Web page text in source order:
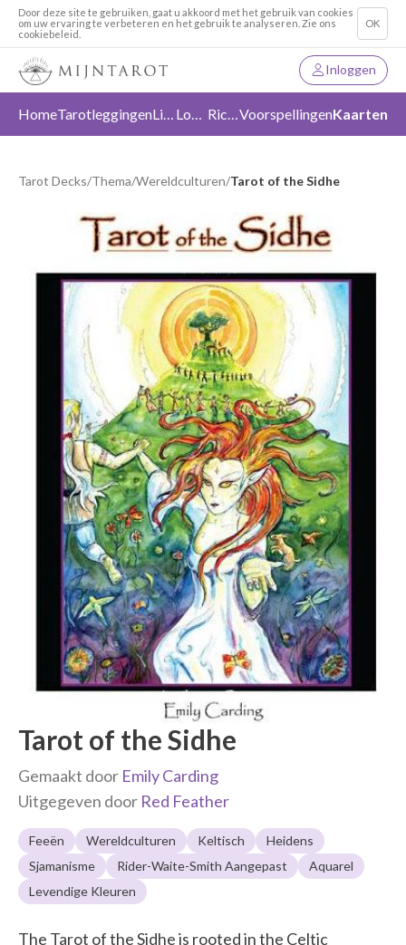
Door deze site te gebruiken, gaat u akkoord met het gebruik van cookies
om uw ervaring te verbeteren en het gebruik te analyseren. Zie ons
cookiebeleid.
OK
Inloggen
HomeTarotleggingen Liefde Loslaten RichtingVoorspellingenKaarten
Tarot Decks/Thema/Wereldculturen/Tarot of the Sidhe
Tarot of the Sidhe
Gemaakt door Emily Carding
Uitgegeven door Red Feather
Feeën Wereldculturen Keltisch
Heidens
Sjamanisme
Rider-Waite-Smith Aangepast
Aquarel
Levendige Kleuren
The Tarot of the Sidhe is rooted in the Celtic